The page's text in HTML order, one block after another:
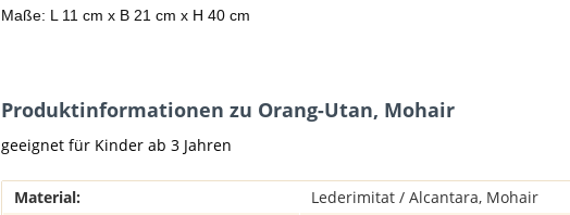
Maße: L 11 cm x B 21 cm x H 40 cm
Produktinformationen zu Orang-Utan, Mohair
geeignet für Kinder ab 3 Jahren
Material:
Lederimitat / Alcantara, Mohair